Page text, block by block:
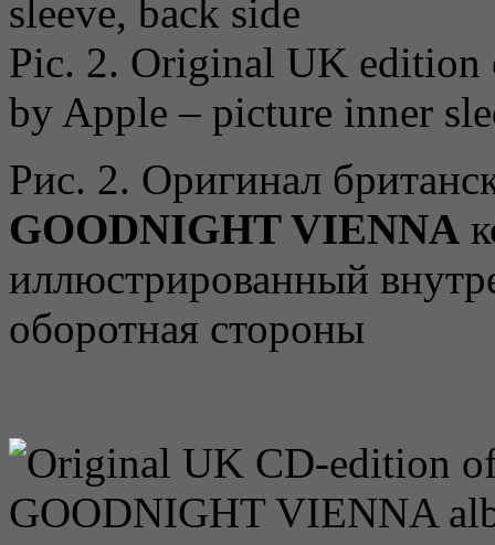
Pic. 2. Original UK
by Apple – picture inner
Рис. 2. Оригинал
GOODNIGHT VIENNA
иллюстрированный
оборотная стороны